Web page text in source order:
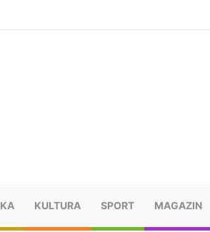
KULTURA SPORT MAGAZIN